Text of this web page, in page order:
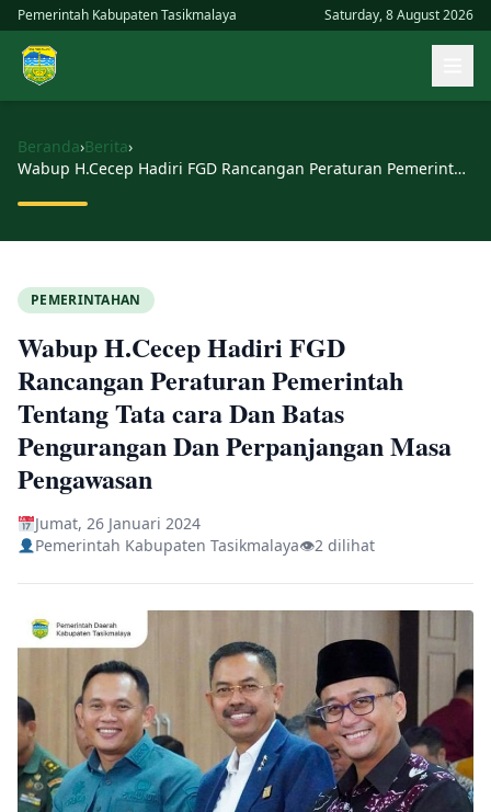
Skip
content
Pemerintah Kabupaten Tasikmalaya Saturday, 8 August 2026
Beranda›Berita›
Wabup H.Cecep Hadiri FGD Rancangan Peraturan Pemerintah Tentang Tata cara Dan Batas Pengurangan Dan Perpanjangan Masa Pengawasan
PEMERINTAHAN
Wabup H.Cecep Hadiri FGD
Rancangan Peraturan Pemerintah
Tentang Tata cara Dan Batas
Pengurangan Dan Perpanjangan Masa
Pengawasan
Jumat, 26 Januari 2024
Pemerintah Kabupaten Tasikmalaya👁2 dilihat